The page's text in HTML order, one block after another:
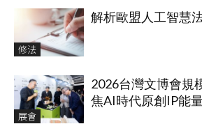
修法
解析歐盟人工智慧
展會
2026台灣文博會規
焦AI時代原創IP能